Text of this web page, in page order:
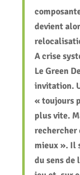
devient
A crise
Le Green
invitation.
« toujours
plus vite.
rechercher
mieux ». Il
du sens de